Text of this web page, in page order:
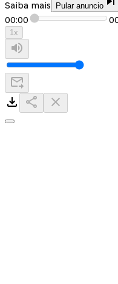
Saiba mais Pular anuncio
00:00
1x